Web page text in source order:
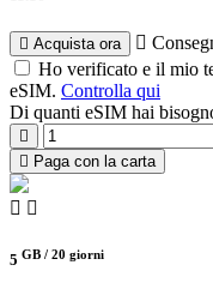
Acquista ora
Ho verificato e il mio
eSIM. Controlla qui
Di quanti eSIM hai
Paga con la carta
5 GB / 20 giorni